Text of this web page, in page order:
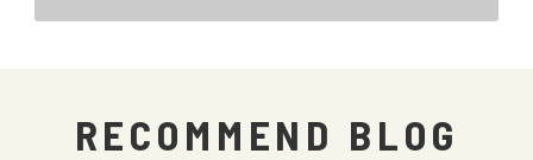
RECOMMEND BLOG